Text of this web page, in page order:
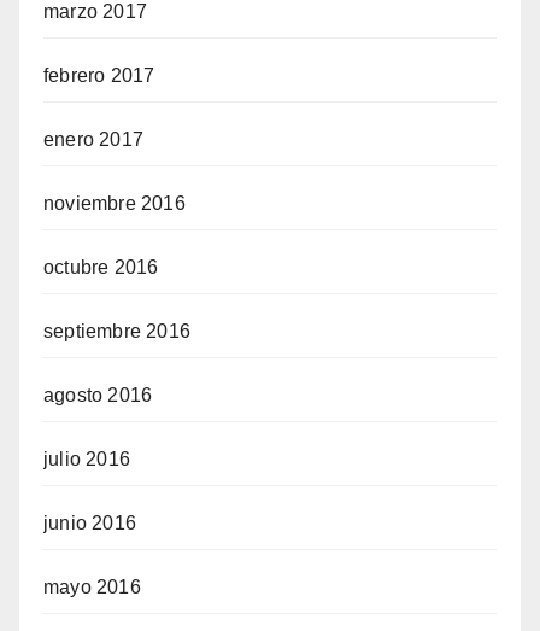
marzo 2017
febrero 2017
enero 2017
noviembre 2016
octubre 2016
septiembre 2016
agosto 2016
julio 2016
junio 2016
mayo 2016